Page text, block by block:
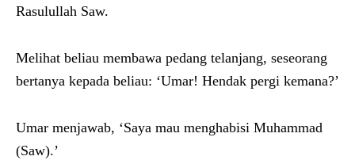
Rasulullah Saw.
Melihat beliau membawa pedang telanjang, seseorang
bertanya kepada beliau: ‘Umar! Hendak pergi kemana?’
Umar menjawab, ‘Saya mau menghabisi Muhammad
(Saw).’